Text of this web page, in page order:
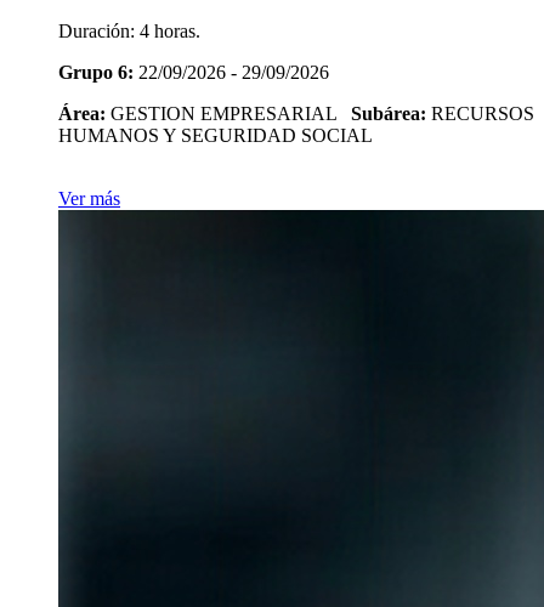
Duración: 4 horas.
Grupo 6: 22/09/2026 - 29/09/2026
Área: GESTION EMPRESARIAL Subárea: RECURSOS
HUMANOS Y SEGURIDAD SOCIAL
Ver más